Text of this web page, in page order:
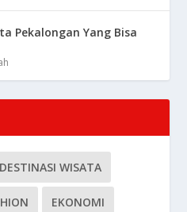
Pekalongan Yang Bisa
DESTINASI WISATA
EKONOMI